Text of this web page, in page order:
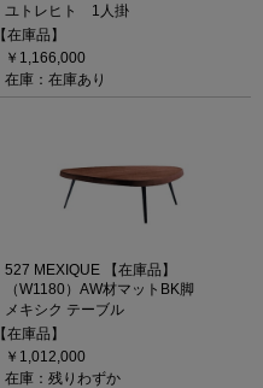
ユトレヒト 1人掛
【在庫品】
￥1,166,000
在庫：在庫あり
527 MEXIQUE 【在庫品】
（W1180）AW材マットBK脚
メキシク テーブル
【在庫品】
￥1,012,000
在庫：残りわずか